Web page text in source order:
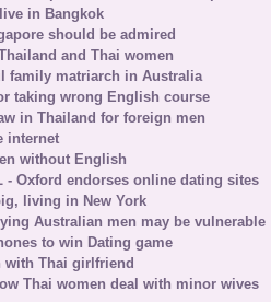
in Bangkok
should be admired
and Thai women
family matriarch in Australia
taking wrong English course
in Thailand for foreign men
internet
without English
- Oxford endorses online dating sites
living in New York
Australian men may be vulnerable
to win Dating game
with Thai girlfriend
Thai women deal with minor wives